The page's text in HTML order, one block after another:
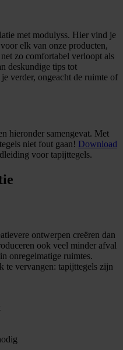
met modulyss. Hier vind je
elk van onze producten,
zo comfortabel verloopt als
deskundige tips tot
verder, ongeacht de ruimte of
hieronder samengevat. Met
niet fout gaan! Download
voor tapijttegels.
ontwerpen creëren dan
ook veel minder afval
onregelmatige ruimtes.
te vervangen: tapijttegels zijn